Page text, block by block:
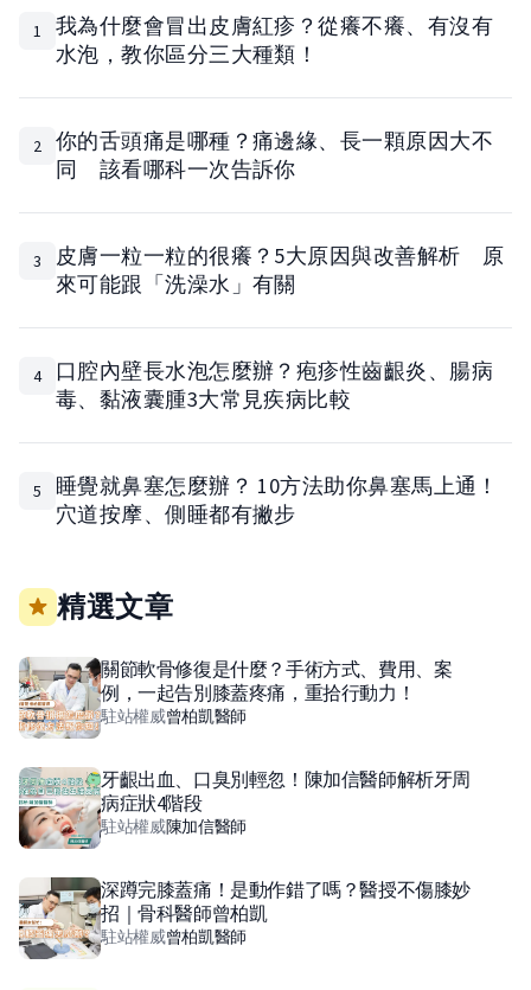
1
我為什麼會冒出皮膚紅疹？從癢不癢、有沒有
水泡，教你區分三大種類！
2
你的舌頭痛是哪種？痛邊緣、長一顆原因大不
同 該看哪科一次告訴你
3
皮膚一粒一粒的很癢？5大原因與改善解析 原
來可能跟「洗澡水」有關
4
口腔內壁長水泡怎麼辦？疱疹性齒齦炎、腸病
毒、黏液囊腫3大常見疾病比較
5
睡覺就鼻塞怎麼辦？ 10方法助你鼻塞馬上通！
穴道按摩、側睡都有撇步
精選文章
關節軟骨修復是什麼？手術方式、費用、案
例，一起告別膝蓋疼痛，重拾行動力！
駐站權威曾柏凱醫師
牙齦出血、口臭別輕忽！陳加信醫師解析牙周
病症狀4階段
駐站權威陳加信醫師
深蹲完膝蓋痛！是動作錯了嗎？醫授不傷膝妙
招｜骨科醫師曾柏凱
駐站權威曾柏凱醫師